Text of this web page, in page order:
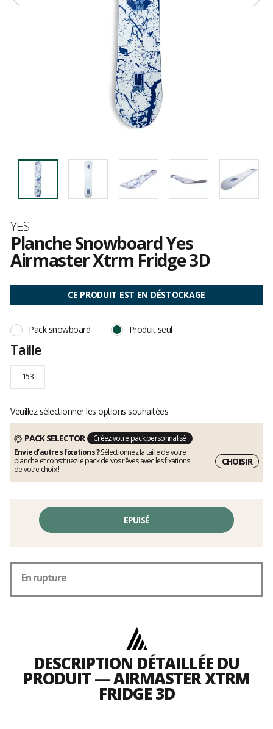
Marque
YES
Planche Snowboard Yes
Airmaster Xtrm Fridge 3D
avis
CE PRODUIT EST EN DÉSTOCKAGE
Pack snowboard Produit seul
Taille
153
Veuillez sélectionner les options souhaitées
PACK SELECTOR
Créez votre pack personnalisé
Envie d’autres fixations ?Sélectionnez la taille de votre
planche et constituez le pack de vos rêves avec les fixations
de votre choix !
CHOISIR
EPUISÉ
En rupture
DESCRIPTION DÉTAILLÉE DU
PRODUIT — AIRMASTER XTRM
FRIDGE 3D